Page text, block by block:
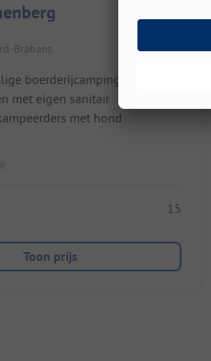
Brabant
boerderijcamping
met eigen sanitair
met hond
15
Toon prijs